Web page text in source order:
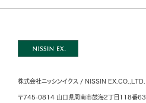
株式会社ニッシンイクス / NISSIN EX.CO.,LTD.
〒745-0814 山口県周南市鼓海2丁目118番63